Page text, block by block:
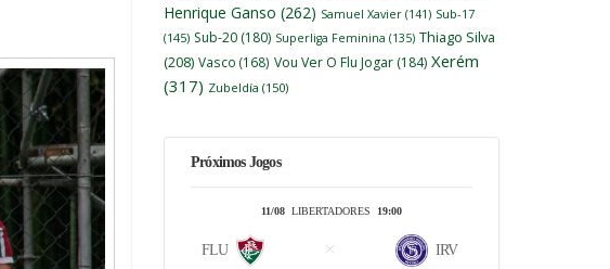
Henrique Ganso (262) Samuel Xavier (141) Sub-17
(145) Sub-20 (180) Superliga Feminina (135) Thiago Silva
(208) Vasco (168) Vou Ver O Flu Jogar (184) Xerém
(317) Zubeldía (150)
Próximos Jogos
11/08 LIBERTADORES 19:00
FLU IRV